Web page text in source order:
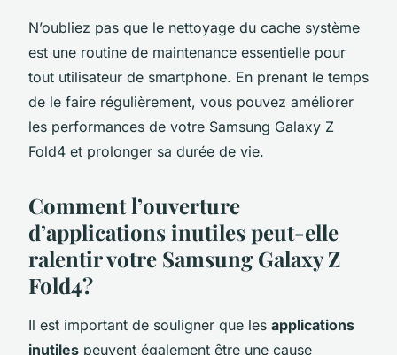
N’oubliez pas que le nettoyage du cache système
est une routine de maintenance essentielle pour
tout utilisateur de smartphone. En prenant le temps
de le faire régulièrement, vous pouvez améliorer
les performances de votre Samsung Galaxy Z
Fold4 et prolonger sa durée de vie.
Comment l’ouverture
d’applications inutiles peut-elle
ralentir votre Samsung Galaxy Z
Fold4?
Il est important de souligner que les applications
inutiles peuvent également être une cause